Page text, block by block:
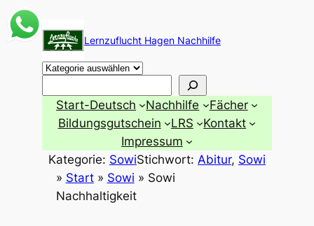
Zum
Inhalt
springen
Lernzuflucht Hagen Nachhilfe
Start-Deutsch Nachhilfe
Fächer
Bildungsgutschein
LRS
Kontakt
Impressum
Kategorie: SowiStichwort: Abitur, Sowi
» Start» Sowi » Sowi
Nachhaltigkeit